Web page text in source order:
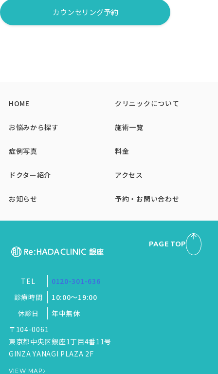
カウンセリング予約
HOME クリニックについて
お悩みから探す 施術一覧
症例写真 料金
ドクター紹介 アクセス
お知らせ 予約・お問い合わせ
TEL
0120-301-636
診療時間
10:00～19:00
休診日
年中無休
〒104-0061
東京都中央区銀座1丁目4番11号
GINZA YANAGI PLAZA 2F
VIEW MAP
PAGE TOP